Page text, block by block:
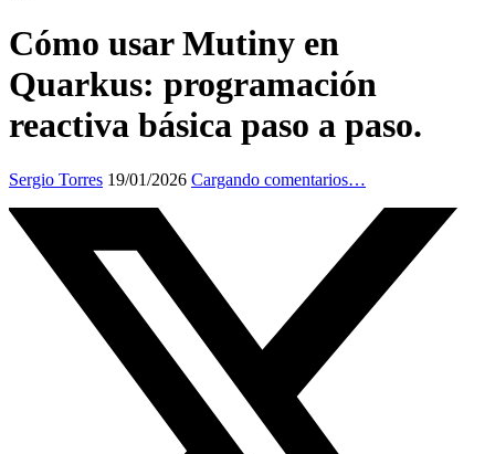
Cómo usar Mutiny en
Quarkus: programación
reactiva básica paso a paso.
Sergio Torres 19/01/2026 Cargando comentarios…